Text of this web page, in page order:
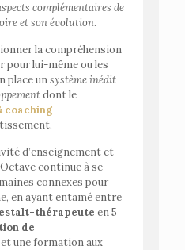
complémentaires de
et son évolution.
la compréhension
pour lui-même ou les
place unsystème inédit
dont le
coaching
d’enseignement et
continue à se
connexes pour
en ayant entamé entre
thérapeute en 5
de
une formation aux